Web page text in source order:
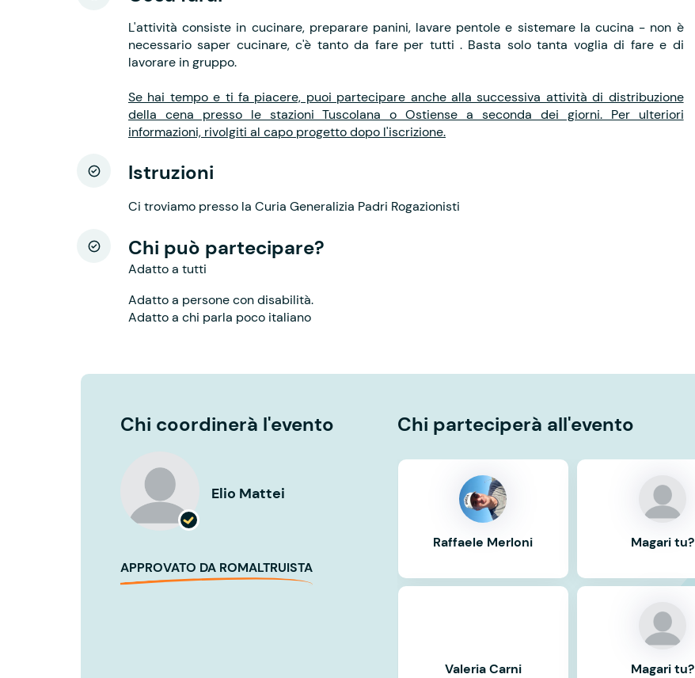
L'attività consiste in cucinare, preparare panini, lavare pentole e sistemare la cucina - non è
necessario saper cucinare, c'è tanto da fare per tutti . Basta solo tanta voglia di fare e di
lavorare in gruppo.
Se hai tempo e ti fa piacere, puoi partecipare anche alla successiva attività di distribuzione
della cena presso le stazioni Tuscolana o Ostiense a seconda dei giorni. Per ulteriori
informazioni, rivolgiti al capo progetto dopo l'iscrizione.
Istruzioni
Ci troviamo presso la Curia Generalizia Padri Rogazionisti
Chi può partecipare?
Adatto a tutti
Adatto a persone con disabilità.
Adatto a chi parla poco italiano
Chi coordinerà l'evento
Elio Mattei
APPROVATO DA ROMALTRUISTA
Chi parteciperà all'evento
Raffaele Merloni
Valeria Carni
Magari tu?
Magari tu?